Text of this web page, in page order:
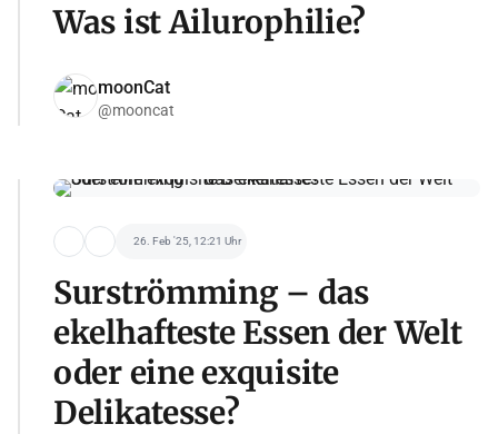
Was ist Ailurophilie?
moonCat
@mooncat
26. Feb '25, 12:21 Uhr
Surströmming – das
ekelhafteste Essen der Welt
oder eine exquisite
Delikatesse?